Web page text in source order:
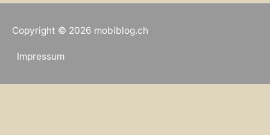
g
Copyright © 2026 mobiblog.ch
Impressum